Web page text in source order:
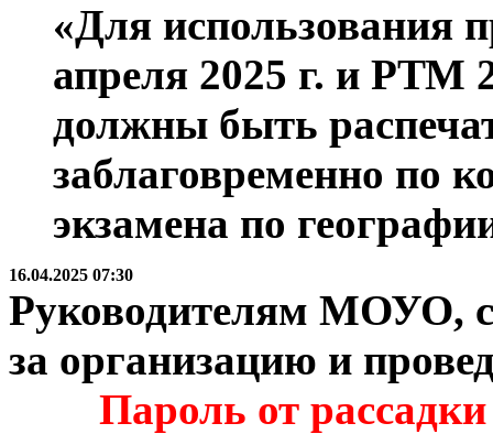
«Для использования
апреля 2025 г. и РТМ
должны быть
заблаговременно по
экзамена по
16.04.2025 07:30
Руководителям МОУО,
за организацию и
Пароль от